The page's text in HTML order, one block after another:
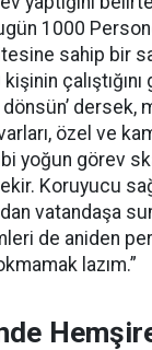
1000
sahip bir
dersek,
özel ve
yoğun görev
Koruyucu
vatandaşa
de aniden
lazım.”